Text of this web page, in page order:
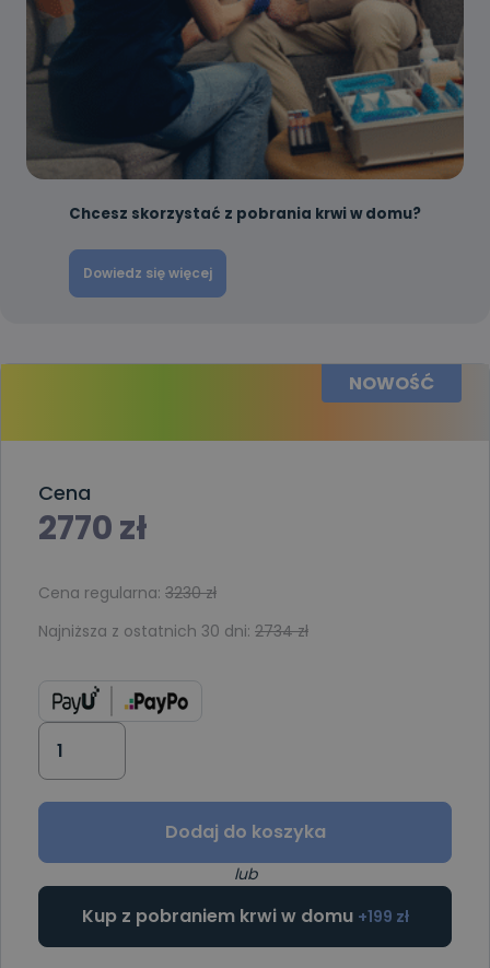
Chcesz skorzystać z pobrania krwi w domu?
Dowiedz się więcej
NOWOŚĆ
Cena
2770zł
Cena regularna: 3230zł
Najniższa z ostatnich 30 dni: 2734zł
Dodaj do koszyka
lub
Kup z pobraniem krwi w domu +199 zł